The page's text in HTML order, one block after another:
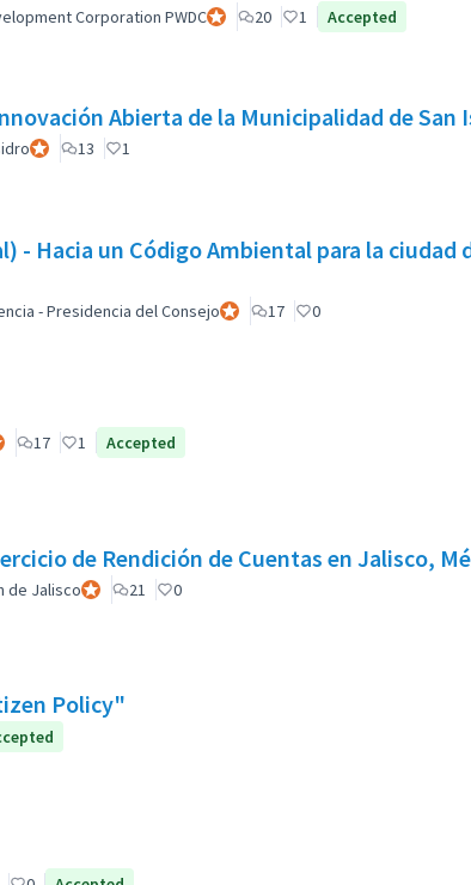
Corporation PWDCParticipant officiel
20 1 Accepted
Abierta de la Municipalidad de San
Participant officiel
13 1
- Hacia un Código Ambiental para la ciudad
- Presidencia del ConsejoParticipant officiel
17 0
officiel
17 1 Accepted
de Rendición de Cuentas en Jalisco,
de JaliscoParticipant officiel
21 0
Policy"